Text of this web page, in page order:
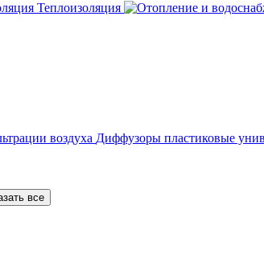
Теплоизоляция
воздуха Диффузоры пластиковые
все